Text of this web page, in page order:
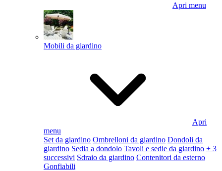
Apri menu
Mobili da giardino
Apri
menu
Set da giardino Ombrelloni da giardino Dondoli da
giardino Sedia a dondolo Tavoli e sedie da giardino + 3
successivi Sdraio da giardino Contenitori da esterno
Gonfiabili